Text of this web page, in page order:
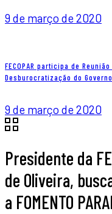
9 de março de 2020
FECOPAR participa de
Desburocratização do
9 de março de 2020
Presidente da
de Oliveira,
a FOMENTO